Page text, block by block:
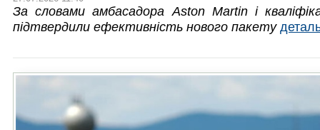
За словами амбасадора Aston Martin і
підтвердили ефективність нового пакету